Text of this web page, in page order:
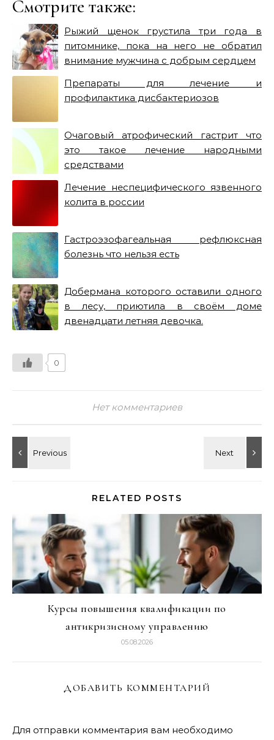
Смотрите также:
Рыжий щенок грустила три года в
питомнике, пока на него не обратил
внимание мужчина с добрым сердцем
Препараты для лечение и
профилактика дисбактериозов
Очаговый атрофический гастрит что
это такое лечение народными
средствами
Лечение неспецифического язвенного
колита в россии
Гастроэзофагеальная рефлюксная
болезнь что нельзя есть
Добермана которого оставили одного
в лесу, приютила в своём доме
двенадцати летняя девочка.
0
Нет комментариев
RELATED POSTS
Курсы повышения квалификации по
антикризисному управлению
05.08.2026
ДОБАВИТЬ КОММЕНТАРИЙ
Для отправки комментария вам необходимо